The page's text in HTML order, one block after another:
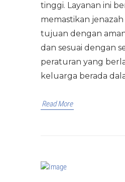
tinggi. Layanan ini
memastikan jenazah
tujuan dengan
dan sesuai dengan
peraturan yang
keluarga berada
Read More